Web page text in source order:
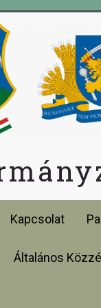
Kapcsolat
Általános